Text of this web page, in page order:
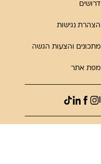
דרושים
הצהרת נגישות
מתכונים והצעות הגשה
מפת אתר